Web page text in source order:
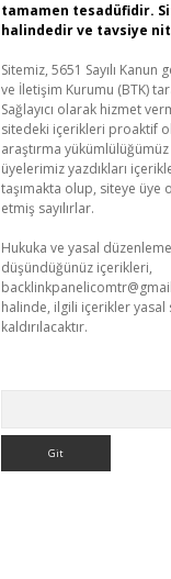
tamamen tesadüfidir.
halindedir ve tavsiye
Sitemiz, 5651 Sayılı
ve İletişim Kurumu (BTK)
Sağlayıcı olarak hizmet
sitedeki içerikleri proaktif
araştırma
üyelerimiz yazdıkları
taşımakta olup, siteye
etmiş sayılırlar.
Hukuka ve yasal
düşündüğünüz içerikleri,
halinde, ilgili içerikler
kaldırılacaktır.